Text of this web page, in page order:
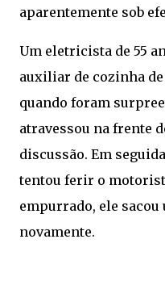
aparentemente sob
Um eletricista de 55
auxiliar de cozinha de
quando foram
atravessou na frente
discussão. Em
tentou ferir o
empurrado, ele sacou
novamente.